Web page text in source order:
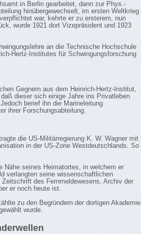
in Berlin gearbeitet, dann zur Phys.-
hinübergewechselt, im ersten Weltkrieg
war, kehrte er zu ersterem, nun
wurde 1921 dort Vizepräsident und 1923
an die Technische Hochschule
Hertz-Institutes für Schwingungsforschung
Gegnern aus dem Heinrich-Hertz-Institut,
dieser sich einige Jahre ins Privatleben
berief ihn die Marineleitung
ihrer Forschungsabteilung.
die US-Militärregierung K. W. Wagner mit
in der US-Zone Westdeutschlands. So
Nähe seines Heimatortes, in welchem er
verlangten seine wissenschaftlichen
des Fernmeldewesens, Archiv der
er noch heute ist.
zu den Begründern der dortigen Akademie
wurde.